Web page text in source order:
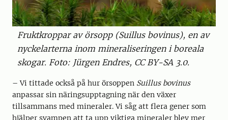
Fruktkroppar av örsopp (Suillus bovinus), en av
nyckelarterna inom mineraliseringen i boreala
skogar. Foto: Jürgen Endres, CC BY-SA 3.0.
– Vi tittade också på hur örsoppen Suillus bovinus
anpassar sin näringsupptagning när den växer
tillsammans med mineraler. Vi såg att flera gener som
hjälper svampen att ta upp viktiga mineraler blev mer